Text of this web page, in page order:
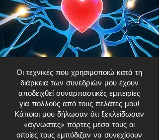
Οι τεχνικές που χρησιμοποιώ κατά τη
διάρκεια των συνεδριών μου έχουν
αποδειχθεί συναρπαστικές εμπειρίες
για πολλούς από τους πελάτες μου!
Κάποιοι μου δήλωσαν ότι ξεκλείδωσαν
«άγνωστες» πόρτες μέσα τους οι
οποίες τους εμπόδιζαν να συνεχίσουν